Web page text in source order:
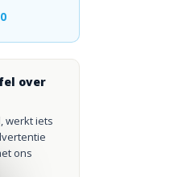
over
werkt iets
ons